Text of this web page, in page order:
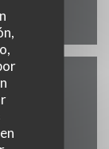
en una nueva
((abre en una